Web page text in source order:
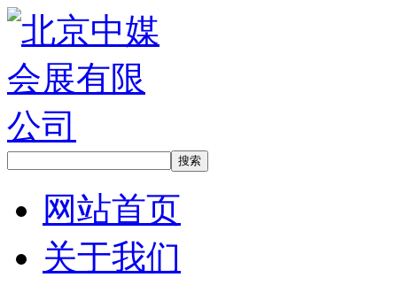
网站首页
关于我们